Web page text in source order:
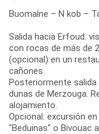
Buomalne – N kob –
Salida hacia Erfoud.
con rocas de más de
(opcional) en un
cañones.
Posteriormente salida
dunas de Merzouga.
alojamiento.
Opcional: excursión
"Beduinas" o Bivouac